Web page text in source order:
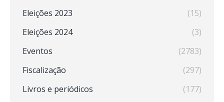
Eleições 2023
(15)
Eleições 2024
(3)
Eventos
(2783)
Fiscalização
(297)
Livros e periódicos
(177)